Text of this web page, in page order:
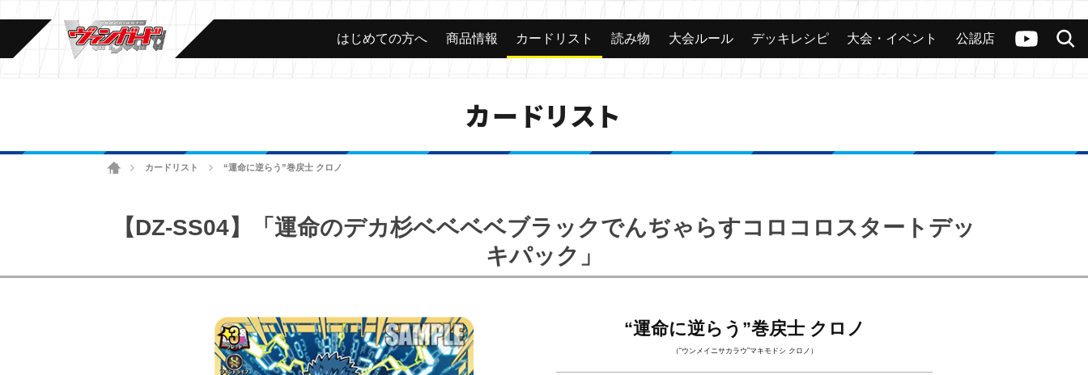
ヴァンガードch
検索
カード 大会 公認店舗 その他
はじめての方へ 商品情報 カードリスト 読み物 大会ルール デッキレシピ 大会・イベント 公認店
カードリスト
ホームカードリスト “運命に逆らう”巻戻士 クロノ
【DZ-SS04】「運命のデカ杉ベベベベブラックでんぢゃらすコロコロスタートデッ
キパック」
“運命に逆らう”巻戻士 クロノ
（“ウンメイニサカラウ”マキモドシ クロノ）